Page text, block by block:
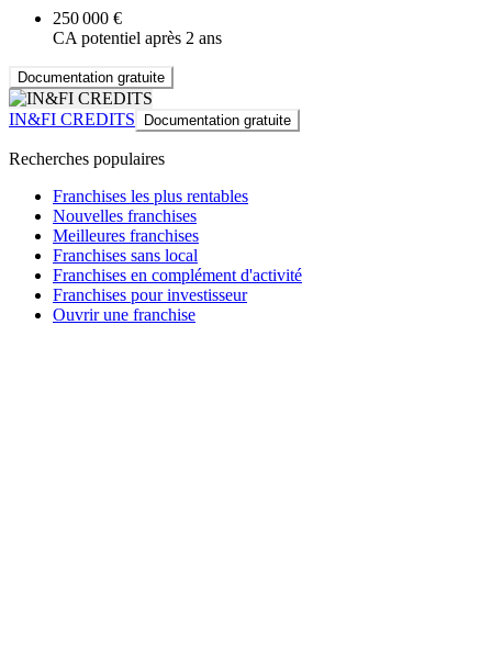
250 000 €
CA potentiel après 2 ans
Documentation gratuite
IN&FI CREDITS Documentation gratuite
Recherches populaires
Franchises les plus rentables
Nouvelles franchises
Meilleures franchises
Franchises sans local
Franchises en complément d'activité
Franchises pour investisseur
Ouvrir une franchise